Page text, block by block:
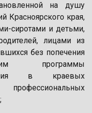
на душу
Красноярского края,
сиротами и детьми,
лицами из
без попечения
программы
в краевых